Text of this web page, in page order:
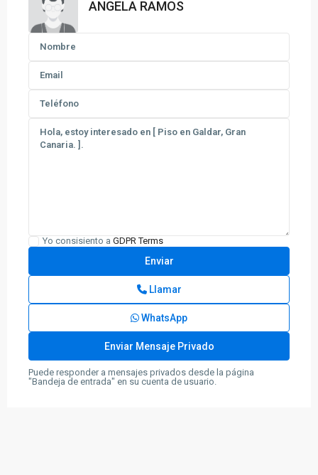
ANGELA RAMOS
Yo consisiento a GDPR Terms
Llamar
WhatsApp
Puede responder a mensajes privados desde la página
"Bandeja de entrada" en su cuenta de usuario.